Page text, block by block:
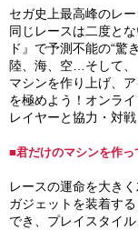
セガ史上最高峰のレー
同じレースは二度と
ド』で予測不能の“驚
陸、海、空…そして
マシンを作り上げ、
を極めよう！オンラ
レイヤーと協力・対
■君だけのマシンを作っ
レースの運命を大き
ガジェットを装着す
でき、プレイスタイ